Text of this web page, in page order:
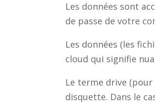
Les données sont
de passe de votre
Les données (les
cloud qui signifie
Le terme drive
disquette. Dans le